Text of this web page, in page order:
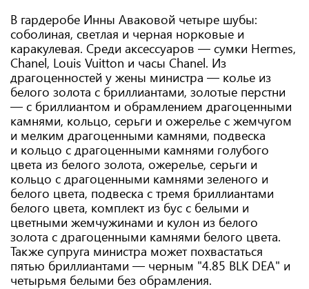
В гардеробе Инны Аваковой четыре шубы:
соболиная, светлая и черная норковые и
каракулевая. Среди аксессуаров — сумки Hermes,
Chanel, Louis Vuitton и часы Chanel. Из
драгоценностей у жены министра — колье из
белого золота с бриллиантами, золотые перстни
— с бриллиантом и обрамлением драгоценными
камнями, кольцо, серьги и ожерелье с жемчугом
и мелким драгоценными камнями, подвеска
и кольцо с драгоценными камнями голубого
цвета из белого золота, ожерелье, серьги и
кольцо с драгоценными камнями зеленого и
белого цвета, подвеска с тремя бриллиантами
белого цвета, комплект из бус с белыми и
цветными жемчужинами и кулон из белого
золота с драгоценными камнями белого цвета.
Также супруга министра может похвастаться
пятью бриллиантами — черным "4.85 BLK DEA" и
четырьмя белыми без обрамления.